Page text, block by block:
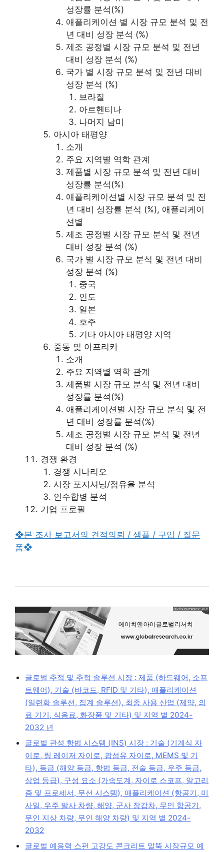
성장률 분석(%)
애플리케이션 별 시장 규모 분석 및 전
년 대비 성장 분석 (%)
제조 공정별 시장 규모 분석 및 전년
대비 성장 분석 (%)
국가 별 시장 규모 분석 및 전년 대비
성장 분석 (%)
브라질
아르헨티나
나머지 남미
아시아 태평양
소개
주요 지역별 역학 관계
제품별 시장 규모 분석 및 전년 대비
성장률 분석(%)
애플리케이션별 시장 규모 분석 및 전
년 대비 성장률 분석 (%), 애플리케이
션별
제조 공정별 시장 규모 분석 및 전년
대비 성장 분석 (%)
국가 별 시장 규모 분석 및 전년 대비
성장 분석 (%)
중국
인도
일본
호주
기타 아시아 태평양 지역
중동 및 아프리카
소개
주요 지역별 역학 관계
제품별 시장 규모 분석 및 전년 대비
성장률 분석(%)
애플리케이션별 시장 규모 분석 및 전
년 대비 성장률 분석(%)
제조 공정별 시장 규모 분석 및 전년
대비 성장 분석 (%)
경쟁 환경
경쟁 시나리오
시장 포지셔닝/점유율 분석
인수합병 분석
기업 프로필
❖본 조사 보고서의 견적의뢰 / 샘플 / 구입 / 질문
폼❖
글로벌 추적 및 추적 솔루션 시장 : 제품 (하드웨어, 소프
트웨어), 기술 (바코드, RFID 및 기타), 애플리케이션
(일련화 솔루션, 집계 솔루션), 최종 사용 산업 (제약, 의
료 기기, 식음료, 화장품 및 기타) 및 지역 별 2024-
2032 년
글로벌 관성 항법 시스템 (INS) 시장 : 기술 (기계식 자
이로, 링 레이저 자이로, 광섬유 자이로, MEMS 및 기
타), 등급 (해양 등급, 항법 등급, 전술 등급, 우주 등급,
상업 등급), 구성 요소 (가속도계, 자이로 스코프, 알고리
즘 및 프로세서, 무선 시스템), 애플리케이션 (항공기, 미
사일, 우주 발사 차량, 해양, 군사 장갑차, 무인 항공기,
무인 지상 차량, 무인 해양 차량) 및 지역 별 2024-
2032
글로벌 예응력 스펀 고강도 콘크리트 말뚝 시장규모 예